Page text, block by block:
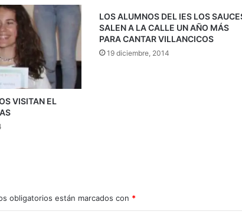
VISITAN EL
LOS ALUMNOS DEL IES LOS
SALEN A LA CALLE UN AÑO MÁS
PARA CANTAR VILLANCICOS
19 diciembre, 2014
obligatorios están marcados con *